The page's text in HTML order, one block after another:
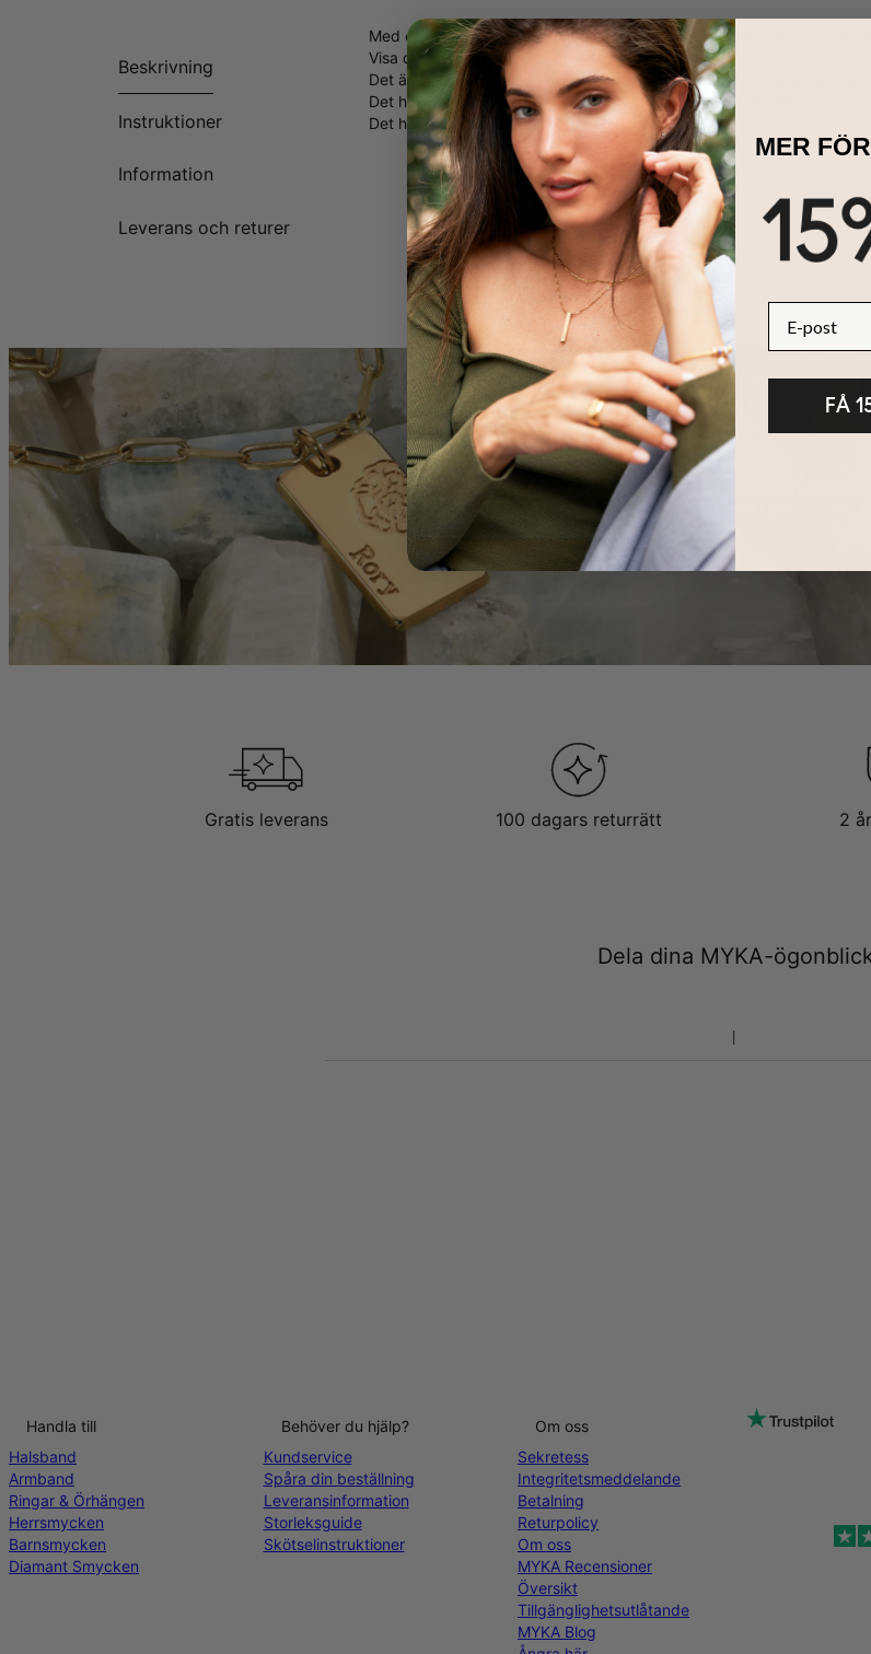
Beskrivning
Instruktioner
Information
Leverans och returer
Med ett Graverat Halsband med Två Kopplade Hjärtan i 925 Sterling
Visa din kärlek med denna romantiska present.
Det är också en underbar och personlig present till en familjemedlem
Det här halsbandet kommer med en Sterling Silver Kulkedja.
Det här halsbandet finns också I Guldpläterat.
HÅLLBARHET
LÄS MER
Gratis leverans 100 dagars returrätt 2
Dela dina MYKA-
Handla till
Halsband
Armband
Ringar & Örhängen
Herrsmycken
Barnsmycken
Diamant Smycken
Behöver du hjälp?
Kundservice
Spåra din beställning
Leveransinformation
Storleksguide
Skötselinstruktioner
Om oss
Sekretess
Integritetsmeddelande
Betalning
Returpolicy
Om oss
MYKA Recensioner
Översikt
Tillgänglighetsutlåtande
MYKA Blog
MER
FÅ